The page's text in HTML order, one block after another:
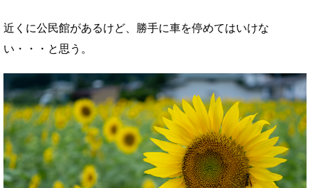
近くに公民館があるけど、勝手に車を停めてはいけな
い・・・と思う。